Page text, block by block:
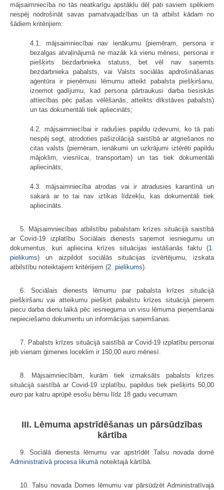
mājsaimniecība no tās neatkarīgu apstākļu dēļ pati saviem spēkiem
nespēj nodrošināt savas pamatvajadzības un tā atbilst kādam no
šādiem kritērijiem:
4.1. mājsaimniecībai nav ienākumu (piemēram, persona ir
bezalgas atvaļinājumā ne mazāk kā vienu mēnesi, personai ir
piešķirts bezdarbnieka statuss, bet vēl nav saņemts
bezdarbnieka pabalsts, vai Valsts sociālās apdrošināšanas
aģentūra ir pieņēmusi lēmumu atteikt pabalsta piešķiršanu,
izņemot gadījumu, kad persona pārtraukusi darba tiesiskās
attiecības pēc pašas vēlēšanās, atteikts dīkstāves pabalsts)
un tas dokumentāli tiek apliecināts;
4.2. mājsaimniecībai ir radušies papildu izdevumi, ko tā pati
nespēj segt, atrodoties pašizolācijā saistībā ar atgriešanos no
citas valsts (piemēram, ienākumi un uzkrājumi iztērēti papildu
mājoklim, viesnīcai, transportam) un tas tiek dokumentāli
apliecināts;
4.3. mājsaimniecība atrodas vai ir atradusies karantīnā un
sakarā ar to tai nav iztikas līdzekļu, kas dokumentāli tiek
apliecināts.
5. Mājsaimniecības atbilstību pabalstam krīzes situācijā saistībā
ar Covid-19 izplatību Sociālais dienests saņemot iesniegumu un
dokumentus, kuri apliecina krīzes situācijas iestāšanās faktu (1.
pielikums) un aizpildot sociālās situācijas izvērtējumu, izskata
atbilstību noteiktajiem kritērijiem (2. pielikums).
6. Sociālais dienests lēmumu par pabalsta krīzes situācijā
piešķiršanu vai atteikumu piešķirt pabalstu krīzes situācijā pieņem
piecu darba dienu laikā pēc iesnieguma un visu lēmuma pieņemšanai
nepieciešamo dokumentu un informācijas saņemšanas.
7. Pabalsts krīzes situācijā saistībā ar Covid-19 izplatību personai
jeb vienam ģimenes loceklim ir 150,00 euro mēnesī.
8. Mājsaimniecībām, kurām tiek izmaksāts pabalsts krīzes
situācijā saistībā ar Covid-19 izplatību, papildus tiek piešķirts 50,00
euro par katru aprūpē esošu bērnu līdz 18 gadu vecumam.
III. Lēmuma apstrīdēšanas un pārsūdzības
kārtība
9. Sociālā dienesta lēmumu var apstrīdēt Talsu novada domē
Administratīvā procesa likumā noteiktajā kārtībā.
10. Talsu novada Domes lēmumu var pārsūdzēt Administratīvajā